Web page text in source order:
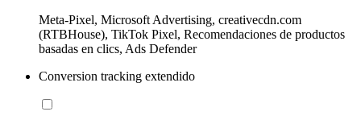
Meta-Pixel, Microsoft Advertising, creativecdn.com
(RTBHouse), TikTok Pixel, Recomendaciones de productos
basadas en clics, Ads Defender
Conversion tracking extendido